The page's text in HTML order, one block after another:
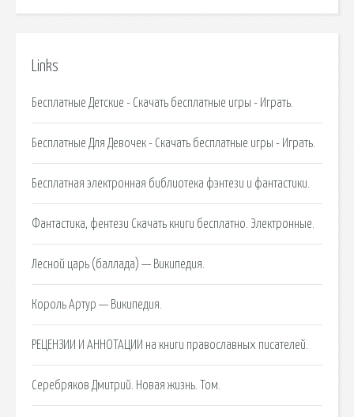
Links
Бесплатные Детские - Скачать бесплатные игры - Играть.
Бесплатные Для Девочек - Скачать бесплатные игры - Играть.
Бесплатная электронная библиотека фэнтези и фантастики.
Фантастика, фентези Скачать книги бесплатно. Электронные.
Лесной царь (баллада) — Википедия.
Король Артур — Википедия.
РЕЦЕНЗИИ И АННОТАЦИИ на книги православных писателей.
Серебряков Дмитрий. Новая жизнь. Том.